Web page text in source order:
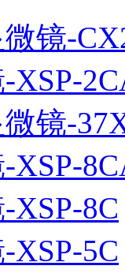
微镜-
XSP-
微镜-
XSP-
XSP-8C
XSP-5C